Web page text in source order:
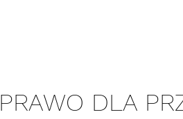
PRAWO DLA